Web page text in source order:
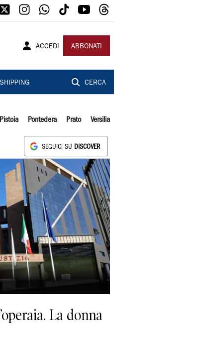
ACCEDI ABBONATI
SHIPPING CERCA
Pistoia Pontedera Prato Versilia
SEGUICI SU DISCOVER
La donna